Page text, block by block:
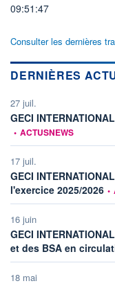
09:51:47
Consulter les dernières
DERNIÈRES
27 juil.
GECI
• ACTUSNEWS
17 juil.
GECI
l'exercice 2025/2026 •
16 juin
GECI
et des BSA en
18 mai